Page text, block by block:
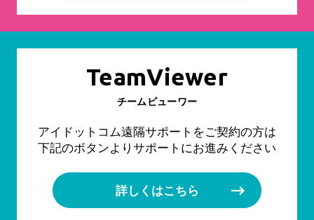
TeamViewer
チームビューワー
アイドットコム遠隔サポートをご契約の方は
下記のボタンよりサポートにお進みください
詳しくはこちら